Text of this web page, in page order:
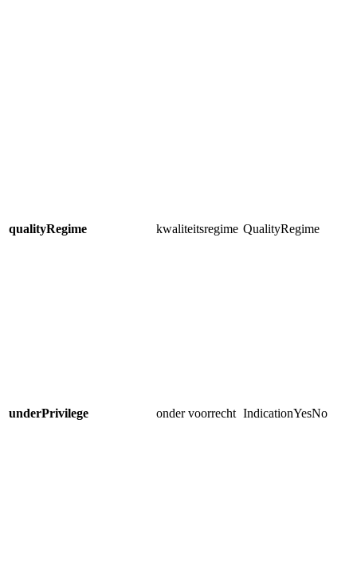
qualityRegime kwaliteitsregime QualityRegime
underPrivilege onder voorrecht IndicationYesNo